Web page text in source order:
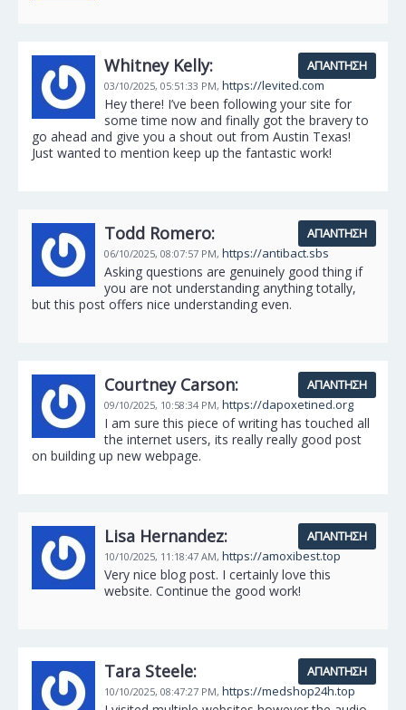
Whitney Kelly:
03/10/2025, 05:51:33 PM, https://levited.com
ΑΠΆΝΤΗΣΗ
Hey there! I’ve been following your site for
some time now and finally got the bravery to
go ahead and give you a shout out from Austin Texas!
Just wanted to mention keep up the fantastic work!
Todd Romero:
06/10/2025, 08:07:57 PM, https://antibact.sbs
ΑΠΆΝΤΗΣΗ
Asking questions are genuinely good thing if
you are not understanding anything totally,
but this post offers nice understanding even.
Courtney Carson:
09/10/2025, 10:58:34 PM, https://dapoxetined.org
ΑΠΆΝΤΗΣΗ
I am sure this piece of writing has touched all
the internet users, its really really good post
on building up new webpage.
Lisa Hernandez:
10/10/2025, 11:18:47 AM, https://amoxibest.top
ΑΠΆΝΤΗΣΗ
Very nice blog post. I certainly love this
website. Continue the good work!
Tara Steele:
10/10/2025, 08:47:27 PM, https://medshop24h.top
ΑΠΆΝΤΗΣΗ